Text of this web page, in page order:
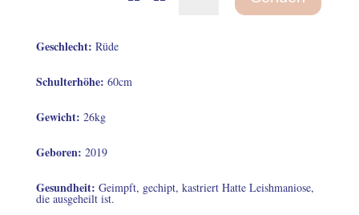
Geschlecht: Rüde
Schulterhöhe: 60cm
Gewicht: 26kg
Geboren: 2019
Gesundheit: Geimpft, gechipt, kastriert Hatte Leishmaniose,
die ausgeheilt ist.